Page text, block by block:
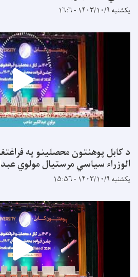
یکشنبه ۱۴۰۳/۱۰/۹ - ۱۶:۶
د کابل پوهنتون محصلینو په
الوزراء سیاسي مرستیال مولوي
یکشنبه ۱۴۰۳/۱۰/۹ - ۱۵:۵۶